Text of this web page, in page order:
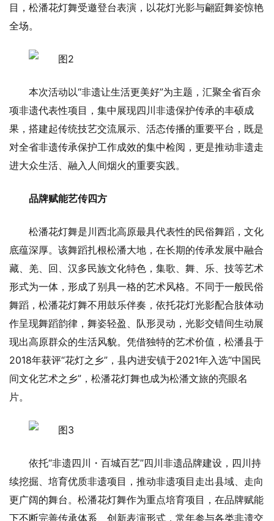
目，松潘花灯舞受邀登台表演，以花灯光影与翩跹舞姿惊艳
全场。
本次活动以“非遗让生活更美好”为主题，汇聚全省百余
项非遗代表性项目，集中展现四川非遗保护传承的丰硕成
果，搭建起传统技艺交流展示、活态传播的重要平台，既是
对全省非遗传承保护工作成效的集中检阅，更是推动非遗走
进大众生活、融入人间烟火的重要实践。
品牌赋能艺传四方
松潘花灯舞是川西北高原最具代表性的民俗舞蹈，文化
底蕴深厚。该舞蹈扎根松潘大地，在长期的传承发展中融合
藏、羌、回、汉多民族文化特色，集歌、舞、乐、技等艺术
形式为一体，形成了别具一格的艺术风格。不同于一般民俗
舞蹈，松潘花灯舞不用鼓乐伴奏，依托花灯光影配合肢体动
作呈现舞蹈韵律，舞姿轻盈、队形灵动，光影交错间生动展
现出高原群众的生活风貌。凭借独特的艺术价值，松潘县于
2018年获评“花灯之乡”，县内进安镇于2021年入选“中国民
间文化艺术之乡”，松潘花灯舞也成为松潘文旅的亮眼名
片。
依托“非遗四川・百城百艺”四川非遗品牌建设，四川持
续挖掘、培育优质非遗项目，推动非遗项目走出县域、走向
更广阔的舞台。松潘花灯舞作为重点培育项目，在品牌赋能
下不断完善传承体系、创新表演形式，常年参与各类非遗交